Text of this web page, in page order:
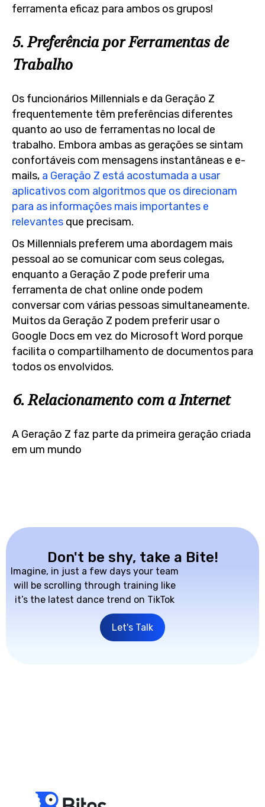
ferramenta eficaz para ambos os grupos!
5. Preferência por Ferramentas de
Trabalho
Os funcionários Millennials e da Geração Z
frequentemente têm preferências diferentes
quanto ao uso de ferramentas no local de
trabalho. Embora ambas as gerações se sintam
confortáveis com mensagens instantâneas e e-
mails, a Geração Z está acostumada a usar
aplicativos com algoritmos que os direcionam
para as informações mais importantes e
relevantes que precisam.
Os Millennials preferem uma abordagem mais
pessoal ao se comunicar com seus colegas,
enquanto a Geração Z pode preferir uma
ferramenta de chat online onde podem
conversar com várias pessoas simultaneamente.
Muitos da Geração Z podem preferir usar o
Google Docs em vez do Microsoft Word porque
facilita o compartilhamento de documentos para
todos os envolvidos.
6. Relacionamento com a Internet
A Geração Z faz parte da primeira geração criada
em um mundo
Don't be shy, take a Bite!
Imagine, in just a few days your team
will be scrolling through training like
it’s the latest dance trend on TikTok
Let's Talk